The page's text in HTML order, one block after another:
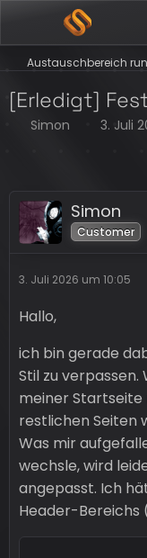
Austauschbereich
[Erledigt]
Simon 3. Juli
Simon
Customer
3. Juli 2026 um 10:05
Hallo,
ich bin gerade
Stil zu verpassen.
meiner Startseite
restlichen Seiten
Was mir
wechsle, wird
angepasst. Ich
Header-Bereichs